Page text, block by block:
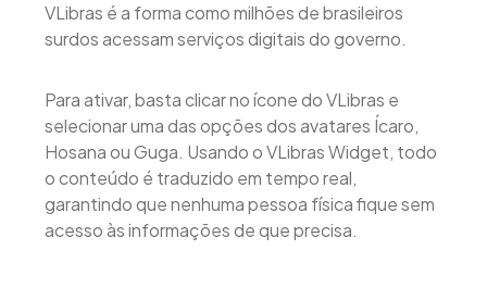
VLibras é a forma como milhões de brasileiros
surdos acessam serviços digitais do governo.
Para ativar, basta clicar no ícone do VLibras e
selecionar uma das opções dos avatares Ícaro,
Hosana ou Guga. Usando o VLibras Widget, todo
o conteúdo é traduzido em tempo real,
garantindo que nenhuma pessoa física fique sem
acesso às informações de que precisa.